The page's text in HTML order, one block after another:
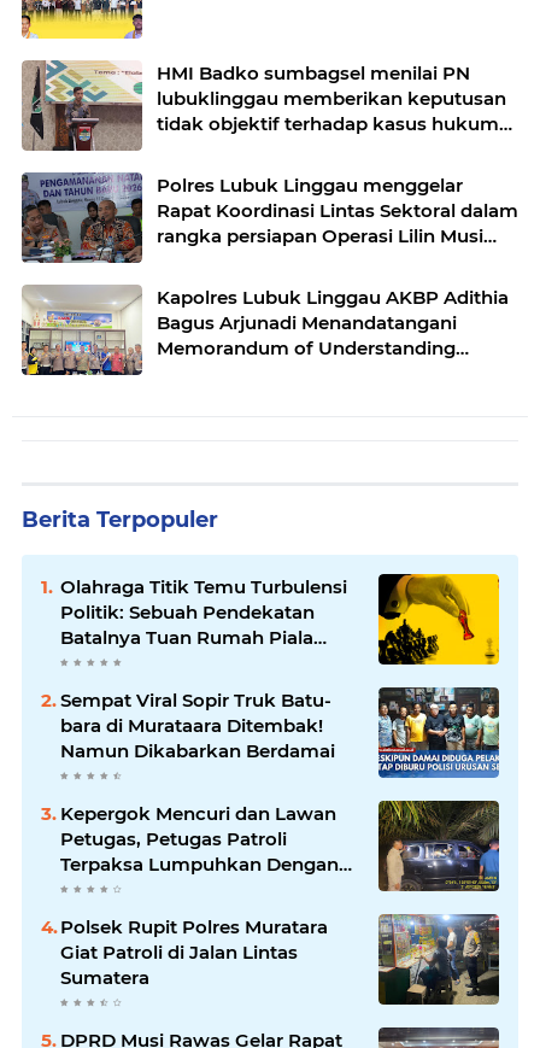
HMI Badko sumbagsel menilai PN
lubuklinggau memberikan keputusan
tidak objektif terhadap kasus hukum
Polres Lubuk Linggau menggelar
Rapat Koordinasi Lintas Sektoral dalam
rangka persiapan Operasi Lilin Musi
Kapolres Lubuk Linggau AKBP Adithia
Bagus Arjunadi Menandatangani
Memorandum of Understanding
Berita Terpopuler
Olahraga Titik Temu Turbulensi
Politik: Sebuah Pendekatan
Batalnya Tuan Rumah Piala
Dunia U-20
Sempat Viral Sopir Truk Batu-
bara di Murataara Ditembak!
Namun Dikabarkan Berdamai
Kepergok Mencuri dan Lawan
Petugas, Petugas Patroli
Terpaksa Lumpuhkan Dengan
Peluru Karet
Polsek Rupit Polres Muratara
Giat Patroli di Jalan Lintas
Sumatera
DPRD Musi Rawas Gelar Rapat